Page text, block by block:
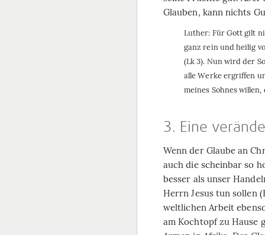
Glauben, kann nichts
Luther: Für Gott gilt
ganz rein und heilig
(Lk 3). Nun wird der
alle Werke ergriffen
meines Sohnes
3. Eine
Wenn der Glaube an
auch die scheinbar so
besser als unser
Herrn Jesus tun sollen
weltlichen Arbeit
am Kochtopf zu Hause